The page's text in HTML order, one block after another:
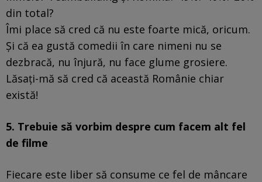
din total?
Îmi place să cred că nu este foarte mică, oricum.
Și că ea gustă comedii în care nimeni nu se
dezbracă, nu înjură, nu face glume grosiere.
Lăsați-mă să cred că această Românie chiar
există!
5. Trebuie să vorbim despre cum facem alt fel
de filme
Fiecare este liber să consume ce fel de mâncare